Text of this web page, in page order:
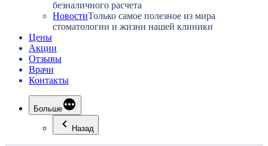
безналичного расчета
НовостиТолько самое полезное из мира
стоматологии и жизни нашей клиники
Цены
Акции
Отзывы
Врачи
Контакты
Больше
Назад